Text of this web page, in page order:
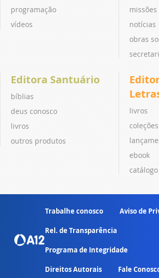
programação
vídeos
notícias
obras
Editora Santuário
bíblias
deus conosco
livros
outros produtos
livros
coleções
ebook
catálogo
Trabalhe conosco Aviso de
Rel. de Transparência
Programa de Integridade
Direitos Autorais Fale